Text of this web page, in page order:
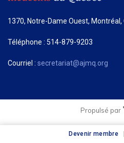
Devenir membre
1370, Notre-Dame Ouest, Montréal,
Téléphone : 514-879-9203
Courriel : secretariat@ajmq.org
Propulsé par